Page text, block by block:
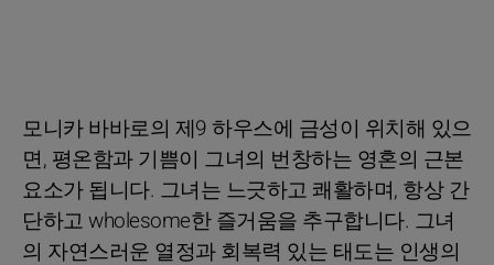
모니카 바바로의 제9 하우스에 금성이 위치해 있으
면, 평온함과 기쁨이 그녀의 번창하는 영혼의 근본
요소가 됩니다. 그녀는 느긋하고 쾌활하며, 항상 간
단하고 wholesome한 즐거움을 추구합니다. 그녀
의 자연스러운 열정과 회복력 있는 태도는 인생의